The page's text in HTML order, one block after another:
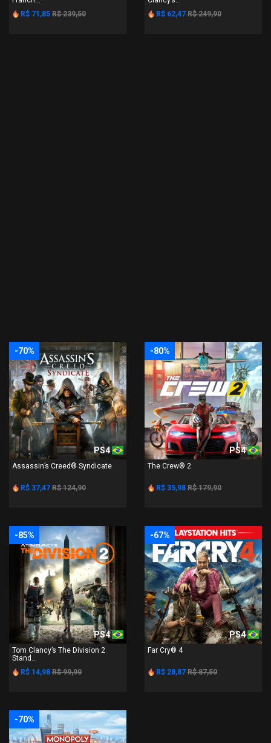
R$ 71,85 R$ 239,50
R$ 62,47 R$ 249,90
-70%
PS4
Assassin’s Creed® Syndicate
R$ 37,47 R$ 124,90
-80%
PS4
The Crew® 2
R$ 35,98 R$ 179,90
-85%
PS4
Tom Clancy’s The Division 2
Stand...
R$ 14,98 R$ 99,90
-67%
PS4
Far Cry® 4
R$ 28,87 R$ 87,50
-70%